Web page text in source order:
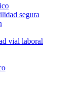
segura
vial laboral